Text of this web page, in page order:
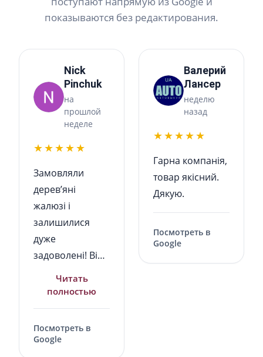
показываются без редактирования.
Nick
Pinchuk
на
прошлой
неделе
★★★★★
Замовляли
дерев’яні
жалюзі і
залишилися
дуже
задоволені! Від
консультації до
найвищому
Читать
полностью
Посмотреть в
Google
Валерий
Лансер
неделю
назад
★★★★★
Гарна компанія,
товар якісний.
Дякую.
Посмотреть в
Google